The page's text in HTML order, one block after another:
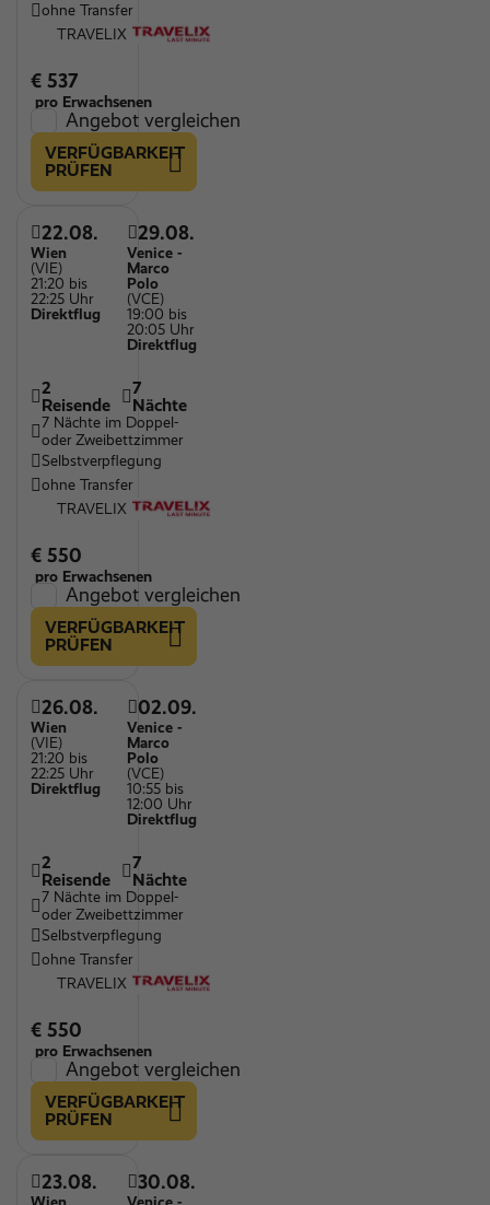
ohne Transfer
TRAVELIX
€ 537
pro Erwachsenen
Angebot vergleichen
VERFÜGBARKEIT
PRÜFEN
22.08.
Wien
(VIE)
21:20 bis
22:25 Uhr
Direktflug
29.08.
Venice -
Marco
Polo
(VCE)
19:00 bis
20:05 Uhr
Direktflug
2
Reisende
7
Nächte
7 Nächte im Doppel-
oder Zweibettzimmer
Selbstverpflegung
ohne Transfer
TRAVELIX
€ 550
pro Erwachsenen
Angebot vergleichen
VERFÜGBARKEIT
PRÜFEN
26.08.
Wien
(VIE)
21:20 bis
22:25 Uhr
Direktflug
02.09.
Venice -
Marco
Polo
(VCE)
10:55 bis
12:00 Uhr
Direktflug
2
Reisende
7
Nächte
7 Nächte im Doppel-
oder Zweibettzimmer
Selbstverpflegung
ohne Transfer
TRAVELIX
€ 550
pro Erwachsenen
Angebot vergleichen
VERFÜGBARKEIT
PRÜFEN
23.08. 30.08.